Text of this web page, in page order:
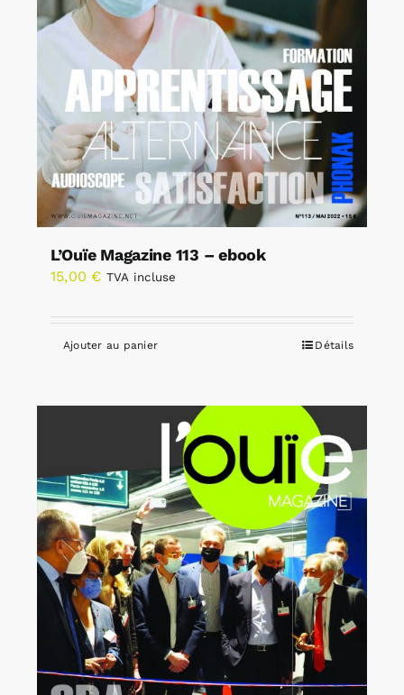
L’Ouïe Magazine 113 – ebook
15,00 € TVA incluse
Ajouter au panier Détails